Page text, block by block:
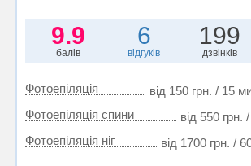
9.9
балів
6
відгуків
199
дзвінків
Фотоепіляція
від 150 грн. / 15
Фотоепіляція спини
від 550 грн.
Фотоепіляція ніг
від 1700 грн. /